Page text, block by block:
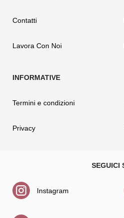
Contatti
Lavora Con Noi
Termini e condizioni
Privacy
Instagram